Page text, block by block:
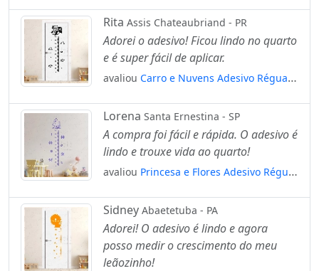
Altura para Quarto, Porta e Parede
Mod:82
Rita Assis Chateaubriand - PR
Adorei o adesivo! Ficou lindo no quarto
e é super fácil de aplicar.
avaliou Carro e Nuvens Adesivo Régua
Altura para Quarto, Porta e Parede
Mod:316
Lorena Santa Ernestina - SP
A compra foi fácil e rápida. O adesivo é
lindo e trouxe vida ao quarto!
avaliou Princesa e Flores Adesivo Régua
Altura para Quarto, Porta e Parede
Mod:160
Sidney Abaetetuba - PA
Adorei! O adesivo é lindo e agora
posso medir o crescimento do meu
leãozinho!